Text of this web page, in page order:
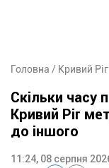
Головна Кривий Ріг
Скільки часу
Кривий Ріг
до іншого
11:24, 08 серпня